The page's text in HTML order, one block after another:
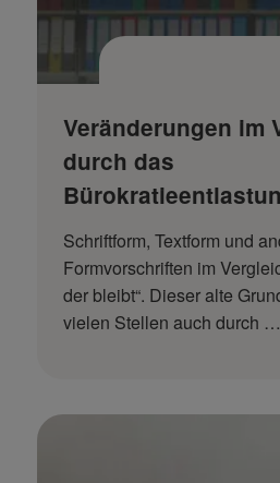
Veränderungen im
durch das
Schriftform, Textform und
Formvorschriften im
der bleibt“. Dieser alte
vielen Stellen auch durch …